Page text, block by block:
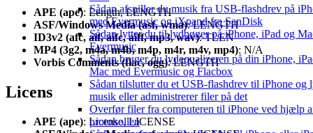
Sådan afspiller du musik fra USB-flashdrev på
med Evermusic og iXpand fra SanDisk
Sådan lytter du til lydbøger på iPhone, iPad og
Evermusic
Sådan bruger du lydequalizeren på din iPhone,
Mac med Evermusic og Flacbox
Sådan tilslutter du et USB-flashdrev til iPhone og
musik eller administrerer filer på det
Overfør filer fra computeren til iPhone ved hjælp
protokollen
APE (ape): Length, LENGTH
ASF/Windows Media (asf, wma): LENGTH
ID3v2 (afc, aif, aifc, aiff, mp3, wav): TLEN
MP4 (3g2, m4a, m4b, m4p, m4r, m4v, mp4): N/A
Vorbis Comments (flac, ogg): LENGTH
Licens
APE (ape): License, LICENSE